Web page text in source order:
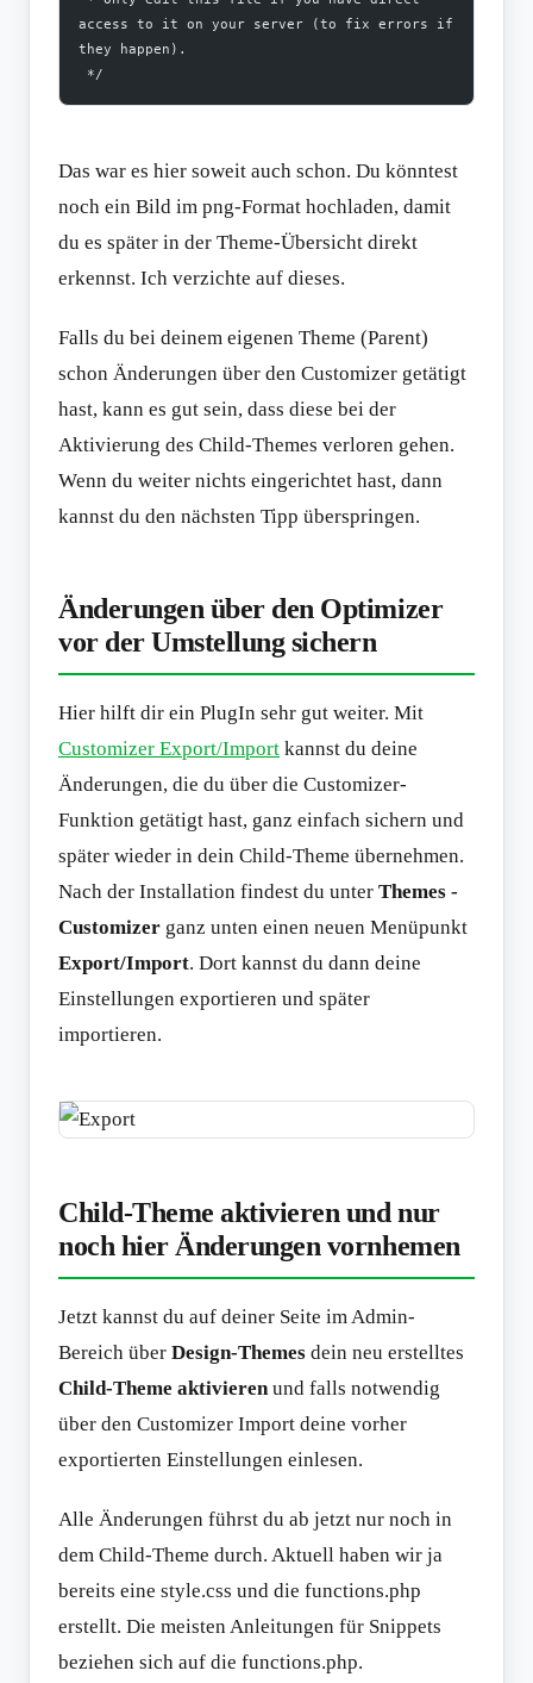
access to it on your server (to fix errors if
they happen).
*/
Das war es hier soweit auch schon. Du könntest
noch ein Bild im png-Format hochladen, damit
du es später in der Theme-Übersicht direkt
erkennst. Ich verzichte auf dieses.
Falls du bei deinem eigenen Theme (Parent)
schon Änderungen über den Customizer getätigt
hast, kann es gut sein, dass diese bei der
Aktivierung des Child-Themes verloren gehen.
Wenn du weiter nichts eingerichtet hast, dann
kannst du den nächsten Tipp überspringen.
Änderungen über den Optimizer
vor der Umstellung sichern
Hier hilft dir ein PlugIn sehr gut weiter. Mit
Customizer Export/Import kannst du deine
Änderungen, die du über die Customizer-
Funktion getätigt hast, ganz einfach sichern und
später wieder in dein Child-Theme übernehmen.
Nach der Installation findest du unter Themes -
Customizer ganz unten einen neuen Menüpunkt
Export/Import. Dort kannst du dann deine
Einstellungen exportieren und später
importieren.
Child-Theme aktivieren und nur
noch hier Änderungen vornhemen
Jetzt kannst du auf deiner Seite im Admin-
Bereich über Design-Themes dein neu erstelltes
Child-Theme aktivierenund falls notwendig
über den Customizer Import deine vorher
exportierten Einstellungen einlesen.
Alle Änderungen führst du ab jetzt nur noch in
dem Child-Theme durch. Aktuell haben wir ja
bereits eine style.css und die functions.php
erstellt. Die meisten Anleitungen für Snippets
beziehen sich auf die functions.php.